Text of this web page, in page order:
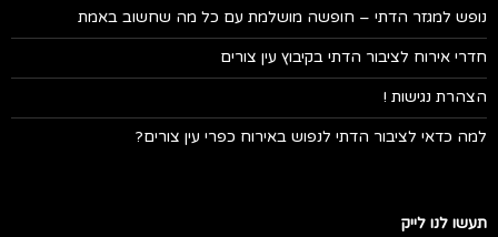
נופש למגזר הדתי – חופשה מושלמת עם כל מה שחשוב באמת
חדרי אירוח לציבור הדתי בקיבוץ עין צורים
הצהרת נגישות !
למה כדאי לציבור הדתי לנפוש באירוח כפרי עין צורים?
תעשו לנו לייק